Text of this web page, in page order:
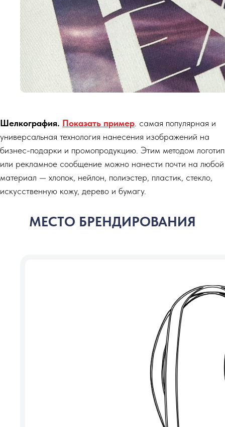
Шелкография. Показать пример . самая популярная и
универсальная технология нанесения изображений на
бизнес-подарки и промопродукцию. Этим методом логотип
или рекламное сообщение можно нанести почти на любой
материал — хлопок, нейлон, полиэстер, пластик, стекло,
искусственную кожу, дерево и бумагу.
МЕСТО БРЕНДИРОВАНИЯ